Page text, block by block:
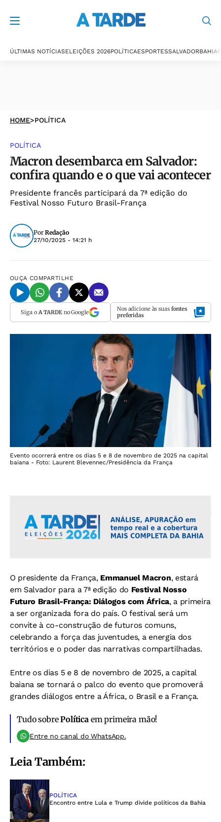
ÚLTIMAS NOTÍCIASELEIÇÕES 2026POLÍTICAESPORTESSALVADORBAHIA
HOME>POLÍTICA
POLÍTICA
Macron desembarca em Salvador:
confira quando e o que vai acontecer
Presidente francês participará da 7ª edição do
Festival Nosso Futuro Brasil-França
Por Redação
27/10/2025 - 14:21 h
OUÇA COMPARTILHE
Siga o A TARDEno Google Nos adicione às suas fontes
preferidas
Evento ocorrerá entre os dias 5 e 8 de novembro de 2025 na capital
baiana - Foto: Laurent Blevennec/Presidência da França
O presidente da França, Emmanuel Macron, estará
em Salvador para a 7ª edição do Festival Nosso
Futuro Brasil-França: Diálogos com África, a primeira
a ser organizada fora do país. O festival será um
convite à co-construção de futuros comuns,
celebrando a força das juventudes, a energia dos
territórios e o poder das narrativas compartilhadas.
Entre os dias 5 e 8 de novembro de 2025, a capital
baiana se tornará o palco do evento que promoverá
grandes diálogos entre a África, o Brasil e a França.
Tudo sobrePolíticaem primeira mão!
Entre no canal do WhatsApp.
Leia Também:
POLÍTICA
Encontro entre Lula e Trump divide políticos da Bahia